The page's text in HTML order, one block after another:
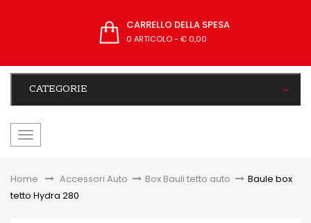
CARRELLO DELLA SPESA
0 ARTICOLO- € 0,00
CATEGORIE
navigazione
Home &gt;Accessori Auto > Box Bauli tetto auto > Baule box
tetto Hydra 280